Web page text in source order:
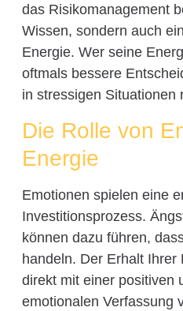
das Risikomanagement
Wissen, sondern auch
Energie. Wer seine
oftmals bessere
in stressigen Situationen
Die Rolle von
Energie
Emotionen spielen eine
Investitionsprozess.
können dazu führen,
handeln. Der Erhalt Ihrer
direkt mit einer positiven
emotionalen Verfassung